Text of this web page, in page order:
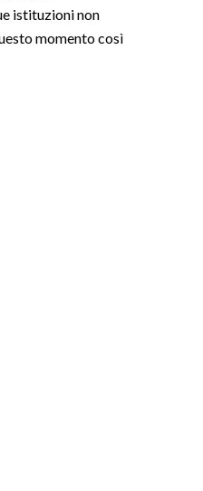
istituzioni non
momento così